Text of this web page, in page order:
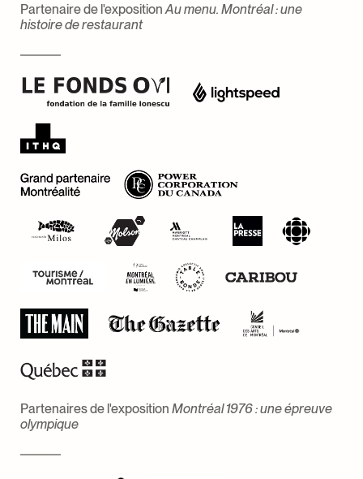
Partenaire de l'exposition Au menu. Montréal : une
histoire de restaurant
Partenaires de l'exposition Montréal 1976 : une épreuve
olympique